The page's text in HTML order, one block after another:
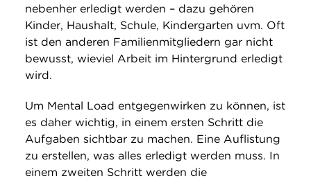
nebenher erledigt werden – dazu gehören
Kinder, Haushalt, Schule, Kindergarten uvm. Oft
ist den anderen Familienmitgliedern gar nicht
bewusst, wieviel Arbeit im Hintergrund erledigt
wird.
Um Mental Load entgegenwirken zu können, ist
es daher wichtig, in einem ersten Schritt die
Aufgaben sichtbar zu machen. Eine Auflistung
zu erstellen, was alles erledigt werden muss. In
einem zweiten Schritt werden die